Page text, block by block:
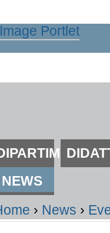
NEWS
› News ›